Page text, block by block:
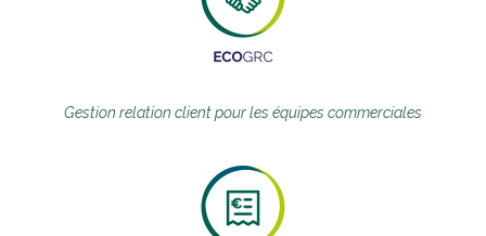
Gestion relation client pour les équipes commerciales